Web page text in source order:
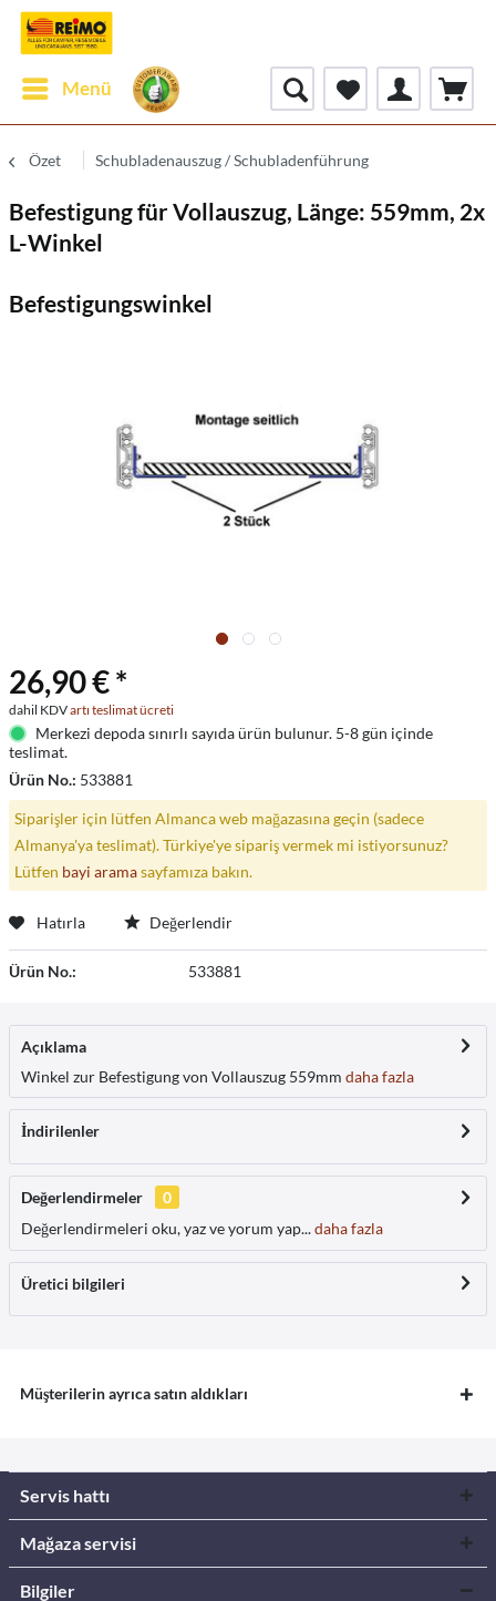
Menü
Özet Schubladenauszug / Schubladenführung
Befestigung für Vollauszug, Länge: 559mm, 2x
L-Winkel
Befestigungswinkel
26,90 € *
dahil KDVartı teslimat ücreti
Merkezi depoda sınırlı sayıda ürün bulunur. 5-8 gün içinde
teslimat.
Ürün No.: 533881
Siparişler için lütfen Almanca web mağazasına geçin (sadece
Almanya'ya teslimat). Türkiye'ye sipariş vermek mi istiyorsunuz?
Lütfen bayi aramasayfamıza bakın.
Hatırla Değerlendir
Ürün No.: 533881
Açıklama
Winkel zur Befestigung von Vollauszug 559mm daha fazla
İndirilenler
Değerlendirmeler
0
Değerlendirmeleri oku, yaz ve yorum yap...daha fazla
Üretici bilgileri
Müşterilerin ayrıca satın aldıkları
Servis hattı
Mağaza servisi
Bilgiler